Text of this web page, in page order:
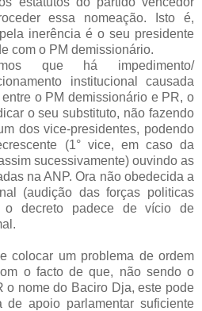
essa nomeação. Isto é,
inerência é o seu presidente
com o PM demissionário.
que há impedimento/
institucional causada
o PM demissionário e PR, o
o seu substituto, não fazendo
dos vice-presidentes, podendo
(1° vice, em caso da
sucessivamente) ouvindo as
na ANP. Ora não obedecida a
(audição das forças politicas
o decreto padece de vício de
colocar um problema de ordem
o facto de que, não sendo o
o nome do Baciro Dja, este pode
de apoio parlamentar suficiente